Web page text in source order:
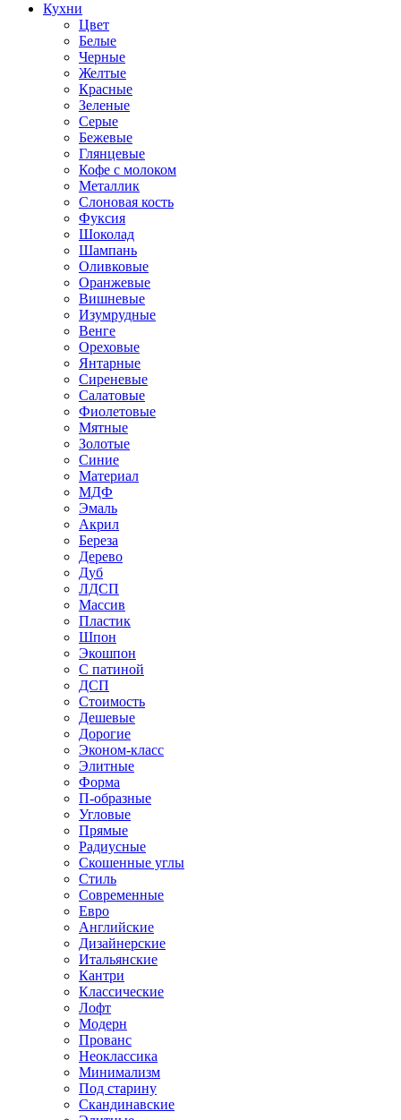
Кухни
Цвет
Белые
Черные
Желтые
Красные
Зеленые
Серые
Бежевые
Глянцевые
Кофе с молоком
Металлик
Слоновая кость
Фуксия
Шоколад
Шампань
Оливковые
Оранжевые
Вишневые
Изумрудные
Венге
Ореховые
Янтарные
Сиреневые
Салатовые
Фиолетовые
Мятные
Золотые
Синие
Материал
МДФ
Эмаль
Акрил
Береза
Дерево
Дуб
ЛДСП
Массив
Пластик
Шпон
Экошпон
С патиной
ДСП
Стоимость
Дешевые
Дорогие
Эконом-класс
Элитные
Форма
П-образные
Угловые
Прямые
Радиусные
Скошенные углы
Стиль
Современные
Евро
Английские
Дизайнерские
Итальянские
Кантри
Классические
Лофт
Модерн
Прованс
Неоклассика
Минимализм
Под старину
Скандинавские